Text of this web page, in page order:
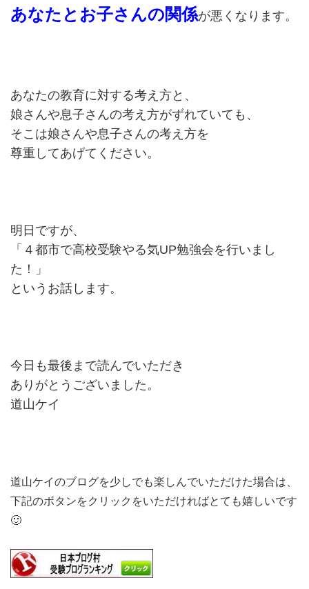
あなたとお子さんの関係が悪くなります。
あなたの教育に対する考え方と、
娘さんや息子さんの考え方がずれていても、
そこは娘さんや息子さんの考え方を
尊重してあげてください。
明日ですが、
「４都市で高校受験やる気UP勉強会を行いまし
た！」
というお話します。
今日も最後まで読んでいただき
ありがとうございました。
道山ケイ
道山ケイのブログを少しでも楽しんでいただけた場合は、
下記のボタンをクリックをいただければとても嬉しいです
🙂